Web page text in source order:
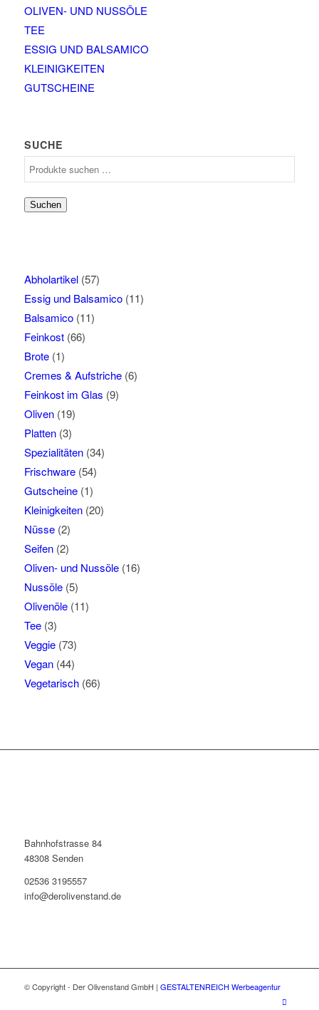
OLIVEN- UND NUSSÖLE
TEE
ESSIG UND BALSAMICO
KLEINIGKEITEN
GUTSCHEINE
SUCHE
Suchen
Abholartikel (57)
Essig und Balsamico (11)
Balsamico (11)
Feinkost (66)
Brote (1)
Cremes & Aufstriche (6)
Feinkost im Glas (9)
Oliven (19)
Platten (3)
Spezialitäten (34)
Frischware (54)
Gutscheine (1)
Kleinigkeiten (20)
Nüsse (2)
Seifen (2)
Oliven- und Nussöle (16)
Nussöle (5)
Olivenöle (11)
Tee (3)
Veggie (73)
Vegan (44)
Vegetarisch (66)
Bahnhofstrasse 84
48308 Senden
02536 3195557
info@derolivenstand.de
© Copyright - Der Olivenstand GmbH | GESTALTENREICH Werbeagentur